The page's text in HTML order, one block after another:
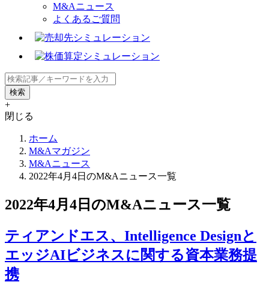
M&Aニュース
よくあるご質問
+
閉じる
ホーム
M&Aマガジン
M&Aニュース
2022年4月4日のM&Aニュース一覧
2022年4月4日のM&Aニュース一覧
ティアンドエス、Intelligence Designと
エッジAIビジネスに関する資本業務提
携